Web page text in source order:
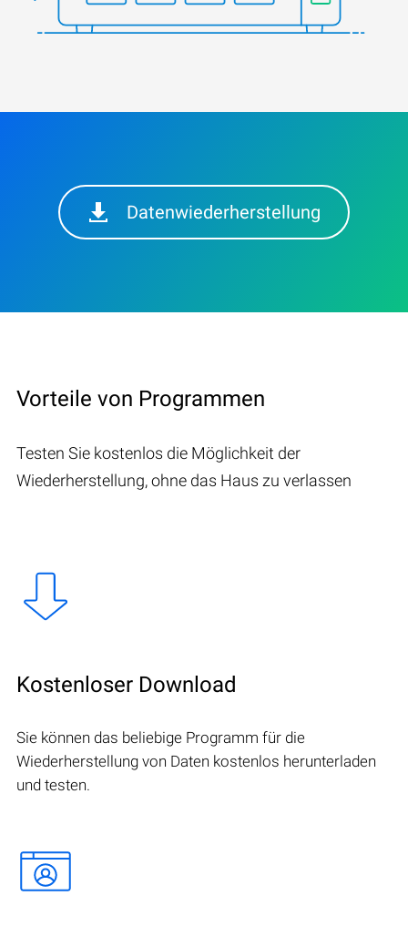
Datenwiederherstellung
Vorteile von Programmen
Testen Sie kostenlos die Möglichkeit der
Wiederherstellung, ohne das Haus zu verlassen
Kostenloser Download
Sie können das beliebige Programm für die
Wiederherstellung von Daten kostenlos herunterladen
und testen.